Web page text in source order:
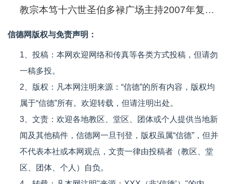
教宗本笃十六世圣伯多禄广场主持2007年复活节弥撒并发表文告
信德网版权与免责声明：
1、投稿：本网欢迎网络和传真等各类方式投稿，但请勿
一稿多投。
2、版权：凡本网注明来源：“信德”的所有内容，版权均
属于“信德”所有。欢迎转载，但请注明出处。
3、文责：欢迎各地教区、堂区、团体或个人提供当地新
闻及其他稿件，信德网一旦刊登，版权虽属“信德”，但并
不代表本社或本网观点，文责一律由投稿者（教区、堂
区、团体、个人）自负。